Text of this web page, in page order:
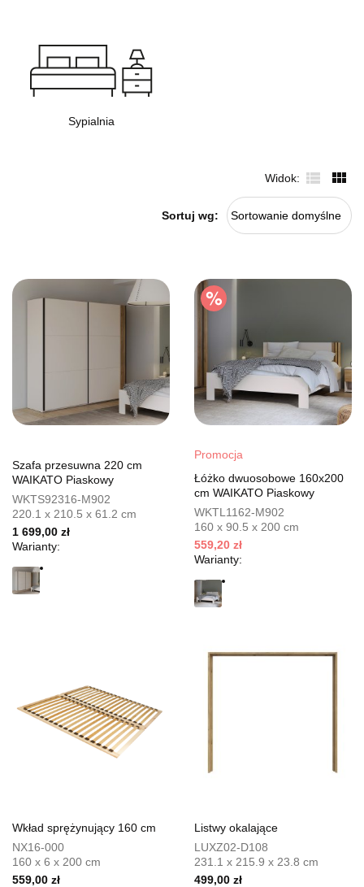
Sypialnia
Widok
Sortuj wg: Sortowanie domyślne
Szafa przesuwna 220 cm
WAIKATO Piaskowy
WKTS92316-M902
220.1 x 210.5 x 61.2 cm
1 699,00 zł
Warianty:
Promocja
Łóżko dwuosobowe 160x200
cm WAIKATO Piaskowy
WKTL1162-M902
160 x 90.5 x 200 cm
559,20 zł
Warianty:
Wkład sprężynujący 160 cm
NX16-000
160 x 6 x 200 cm
559,00 zł
Listwy okalające
LUXZ02-D108
231.1 x 215.9 x 23.8 cm
499,00 zł